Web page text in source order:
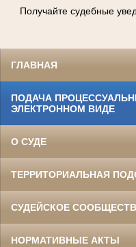
Получайте судебные
ГЛАВНАЯ
ПОДАЧА
ЭЛЕКТРОННОМ ВИДЕ
О СУДЕ
ТЕРРИТОРИАЛЬНАЯ
СУДЕЙСКОЕ
НОРМАТИВНЫЕ АКТЫ